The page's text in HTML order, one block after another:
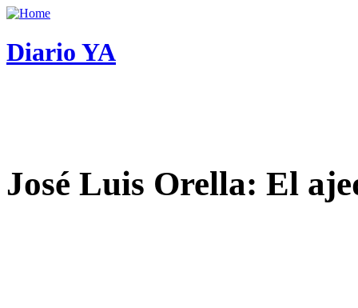
Diario YA
José Luis Orella: El